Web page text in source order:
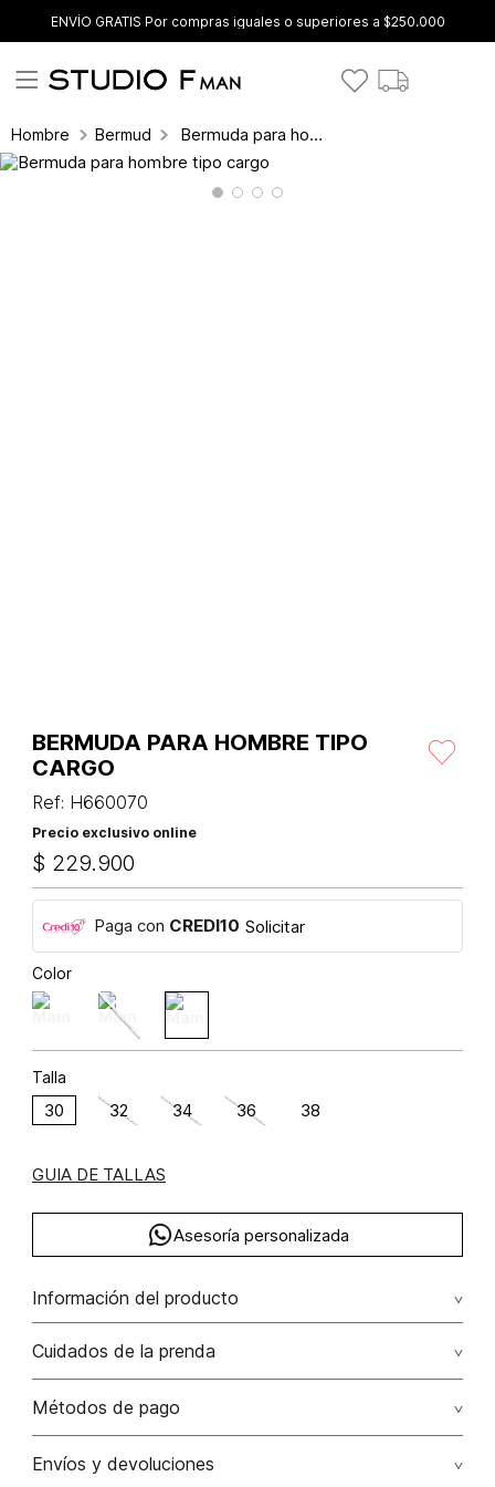
ENVÍO GRATIS Por compras iguales o superiores a $250.000
Hombre Bermudas Bermuda para hombre tipo cargo
BERMUDA PARA HOMBRE TIPO
CARGO
Ref: H660070
Precio exclusivo online
$ 229.900
Paga con CREDI10 Solicitar
Color
Talla
30 32 34 36 38
GUIA DE TALLAS
Asesoría personalizada
Información del producto
algodón 98% elastano 2% 98.00% algodón/cotton2.00%
elastano/elastane
Cuidados de la prenda
Lavar a mano por separado / no dejar en remojo / no
Métodos de pago
Tarjetas de crédito: Visa, Dinners, Master Card y American
Envíos y devoluciones